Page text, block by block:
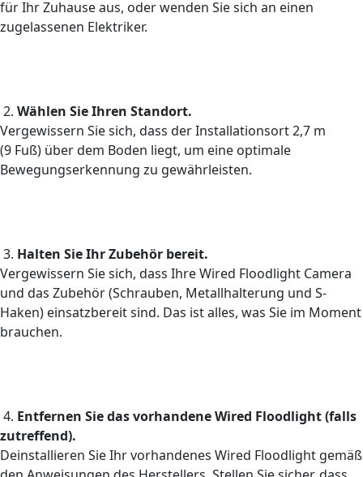
für Ihr Zuhause aus, oder wenden Sie sich an einen
zugelassenen Elektriker.
2. Wählen Sie Ihren Standort.
Vergewissern Sie sich, dass der Installationsort 2,7 m
(9 Fuß) über dem Boden liegt, um eine optimale
Bewegungserkennung zu gewährleisten.
3. Halten Sie Ihr Zubehör bereit.
Vergewissern Sie sich, dass Ihre Wired Floodlight Camera
und das Zubehör (Schrauben, Metallhalterung und S-
Haken) einsatzbereit sind. Das ist alles, was Sie im Moment
brauchen.
4. Entfernen Sie das vorhandene Wired Floodlight (falls
zutreffend).
Deinstallieren Sie Ihr vorhandenes Wired Floodlight gemäß